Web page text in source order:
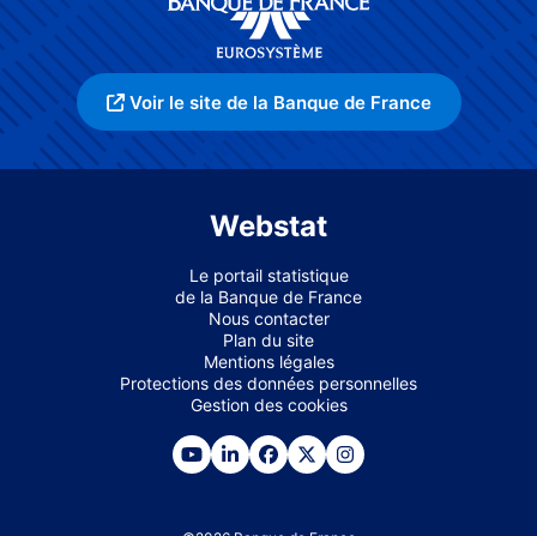
Voir le site de la Banque de France
Webstat
Le portail statistique
de la Banque de France
Nous contacter
Plan du site
Mentions légales
Protections des données personnelles
Gestion des cookies